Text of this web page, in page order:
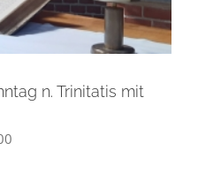
n. Trinitatis mit